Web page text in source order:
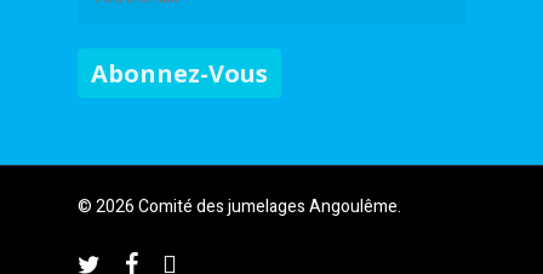
© 2026 Comité des jumelages Angoulême.
twitterfacebookinstagram